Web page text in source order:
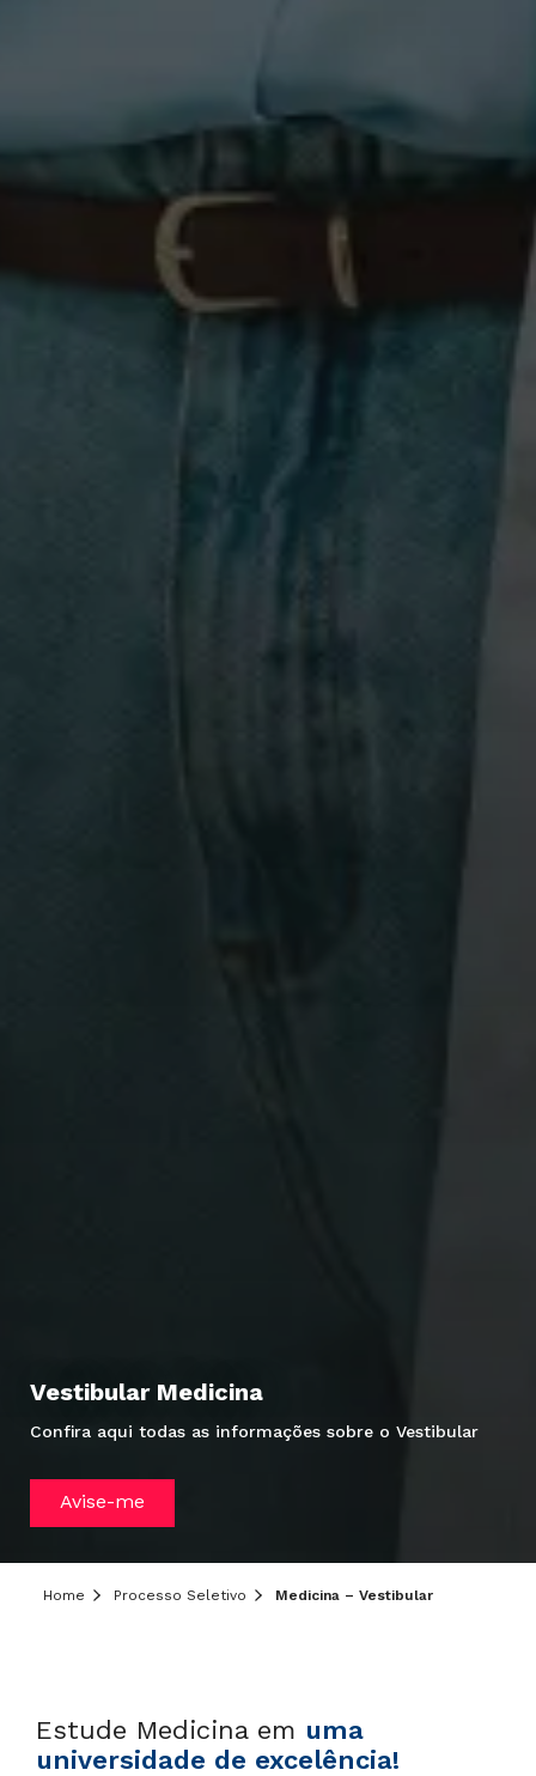
Vestibular Medicina
Confira aqui todas as informações sobre o Vestibular
Avise-me
Home Processo Seletivo Medicina – Vestibular
Estude Medicina em uma
universidade de excelência!